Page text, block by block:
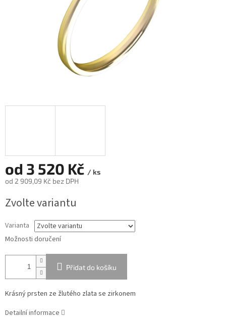
od 3 520 Kč / ks
od 2 909,09 Kč bez DPH
cena:
Zvolte variantu
Varianta
Možnosti doručení
Přidat do košíku
Krásný prsten ze žlutého zlata se zirkonem
Detailní informace